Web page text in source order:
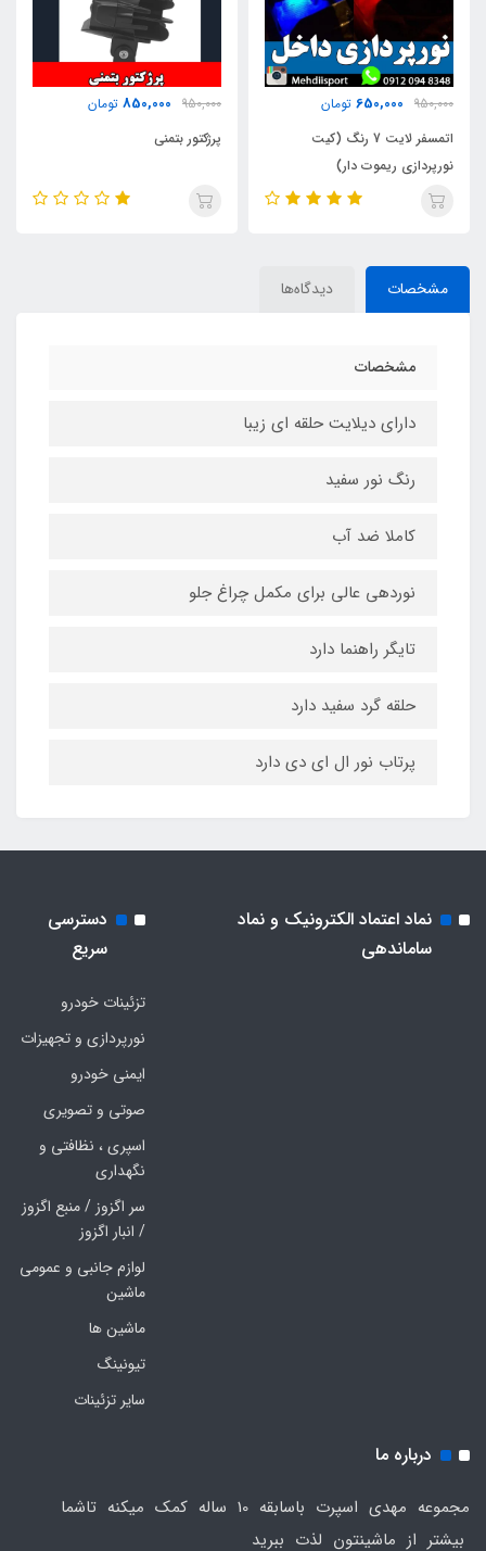
950,000
850,000 تومان
پرژکتور بتمنی
450,000
200,000 تومان
پک استیکر برچسب
مشخصات دیدگاه‌ها
مشخصات
دارای دیلایت حلقه ای زیبا
رنگ نور سفید
کاملا ضد آب
نوردهی عالی برای مکمل چراغ جلو
تایگر راهنما دارد
حلقه گرد سفید دارد
پرتاب نور ال ای دی دارد
نماد اعتماد الکترونیک و نماد
ساماندهی
دسترسی
سریع
تزئینات خودرو
نورپردازی و تجهیزات
ایمنی خودرو
صوتی و تصویری
اسپری ، نظافتی و
نگهداری
سر اگزوز / منبع اگزوز
/ انبار اگزوز
لوازم جانبی و عمومی
ماشین
ماشین ها
تیونینگ
سایر تزئینات
درباره ما
مجموعه مهدی اسپرت باسابقه 10 ساله کمک میکنه تاشما
بیشتر از ماشینتون لذت ببرید